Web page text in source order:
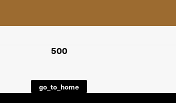
500
go_to_home